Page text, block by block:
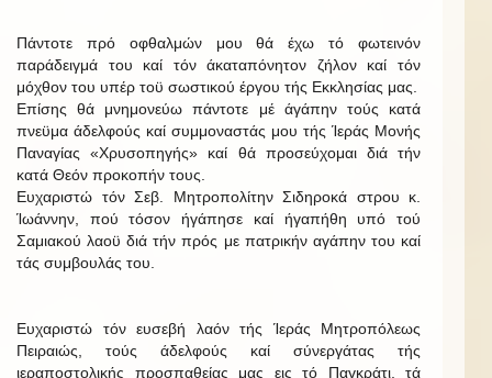
Πάντοτε πρό οφθαλμών μου θά έχω τό φωτεινόν
παράδειγμά του καί τόν άκαταπόνητον ζήλον καί τόν
μόχθον του υπέρ τοϋ σωστικού έργου τής Εκκλησίας μας.
Επίσης θά μνημονεύω πάντοτε μέ άγάπην τούς κατά
πνεϋμα άδελφούς καί συμμοναστάς μου τής Ίεράς Μονής
Παναγίας «Χρυσοπηγής» καί θά προσεύχομαι διά τήν
κατά Θεόν προκοπήν τους.
Ευχαριστώ τόν Σεβ. Μητροπολίτην Σιδηροκά στρου κ.
Ίωάννην, πού τόσον ήγάπησε καί ήγαπήθη υπό τού
Σαμιακού λαοϋ διά τήν πρός με πατρικήν αγάπην του καί
τάς συμβουλάς του.
Ευχαριστώ τόν ευσεβή λαόν τής Ίεράς Μητροπόλεως
Πειραιώς, τούς άδελφούς καί σύνεργάτας τής
ιεραποστολικής προσπαθείας μας εις τό Παγκράτι, τά